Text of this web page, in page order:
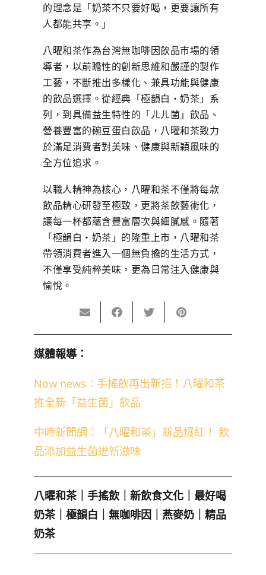
的理念是「奶茶不只要好喝，更要讓所有
人都能共享。」
八曜和茶作為台灣無咖啡因飲品市場的領
導者，以前瞻性的創新思維和嚴謹的製作
工藝，不斷推出多樣化、兼具功能與健康
的飲品選擇。從經典「極韻白‧奶茶」系
列，到具備益生特性的「ㄦㄦ菌」飲品、
營養豐富的碗豆蛋白飲品，八曜和茶致力
於滿足消費者對美味、健康與新穎風味的
全方位追求。
以職人精神為核心，八曜和茶不僅將每款
飲品精心研發至極致，更將茶飲藝術化，
讓每一杯都蘊含豐富層次與細膩感。隨著
「極韻白‧奶茶」的隆重上市，八曜和茶
帶領消費者進入一個無負擔的生活方式，
不僅享受純粹美味，更為日常注入健康與
愉悅。
媒體報導：
Now news：手搖飲再出新招！八曜和茶
推全新「益生菌」飲品
中時新聞網：「八曜和茶」新品爆紅！ 飲
品添加益生菌迸新滋味
八曜和茶｜ 手搖飲 新飲食文化
最好喝
奶茶｜ 極韻白 無咖啡因 燕麥奶
精品
奶茶